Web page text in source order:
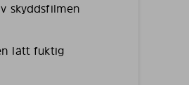
skyddsfilmen
lätt fuktig